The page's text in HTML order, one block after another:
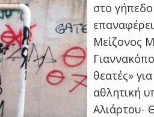
στο
Μείζονος
θεατές»
αθλητική
Αλιάρτου-